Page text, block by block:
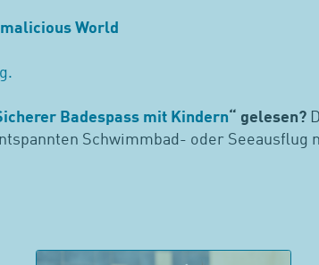
World
Badespass mit Kindern“ gelesen?
Schwimmbad- oder Seeausflug